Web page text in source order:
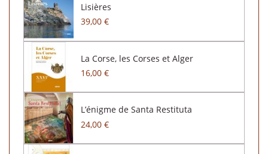
Lisières
39,00 €
La Corse, les Corses et Alger
16,00 €
L’énigme de Santa Restituta
24,00 €